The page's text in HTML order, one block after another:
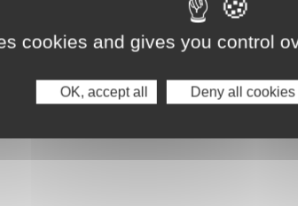
cookies and gives you control
OK, accept all Deny all cookies